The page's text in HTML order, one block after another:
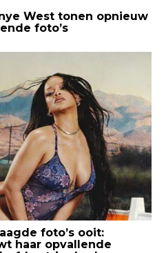
West tonen opnieuw
foto’s
foto’s ooit:
haar opvallende